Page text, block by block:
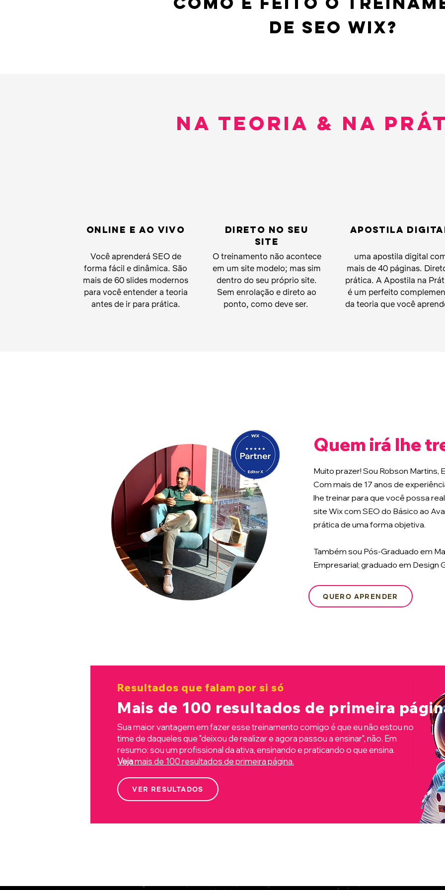
de seo wix?
na teoria & na
Online e ao vivo
Você aprenderá SEO de
forma fácil e dinâmica. São
mais de 60 slides modernos
para vocêentendera teoria
antes de ir para prática.
Direto no seu
site
O treinamento não acontece
em um site modelo; mas sim
dentro do seu próprio site.
Sem enrolação e direto ao
ponto, como deve ser.
Apostila
uma apostila digital
mais de 40 páginas.
prática. A Apostila na
é um perfeito
da teoria que você
Quem irá lhe
Muito prazer! Sou Robson Martins,
Com mais de 17 anos de
lhe treinar para que você possa
site Wix com SEO do Básico ao
prática de uma forma objetiva.
Também sou Pós-Graduado em
Empresarial; graduado em Design
QUERO APRENDER
Resultados que falam por si só
Sua maior vantagem em fazer esse treinamento comigo é que eu não estou no
time de daqueles que "deixou de realizar e agora passou a ensinar", não. Em
resumo: sou um profissional da ativa, ensinando e praticando o que ensina.
Vejamais de 100 resultados de primeira página.
VER RESULTADOS
Mais de 100 resultados de primeira